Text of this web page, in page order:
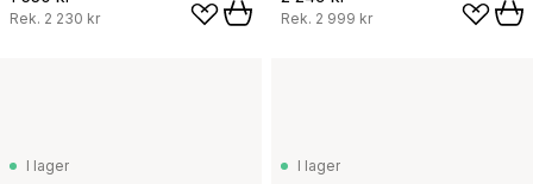
Rek. 2 230 kr Rek. 2 999 kr
I lager I lager